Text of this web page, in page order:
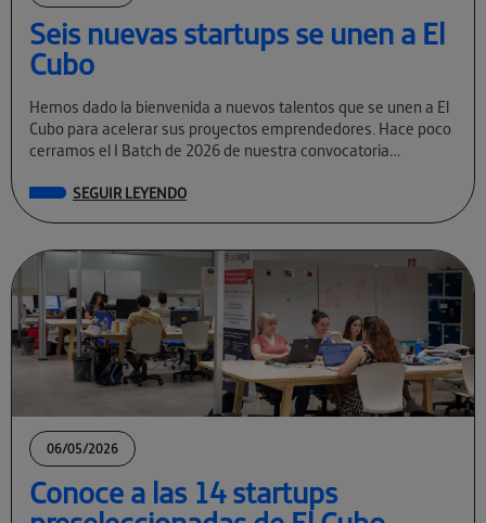
Seis nuevas startups se unen a El
Cubo
Hemos dado la bienvenida a nuevos talentos que se unen a El
Cubo para acelerar sus proyectos emprendedores. Hace poco
cerramos el I Batch de 2026 de nuestra convocatoria
SEGUIR LEYENDO
06/05/2026
Conoce a las 14 startups